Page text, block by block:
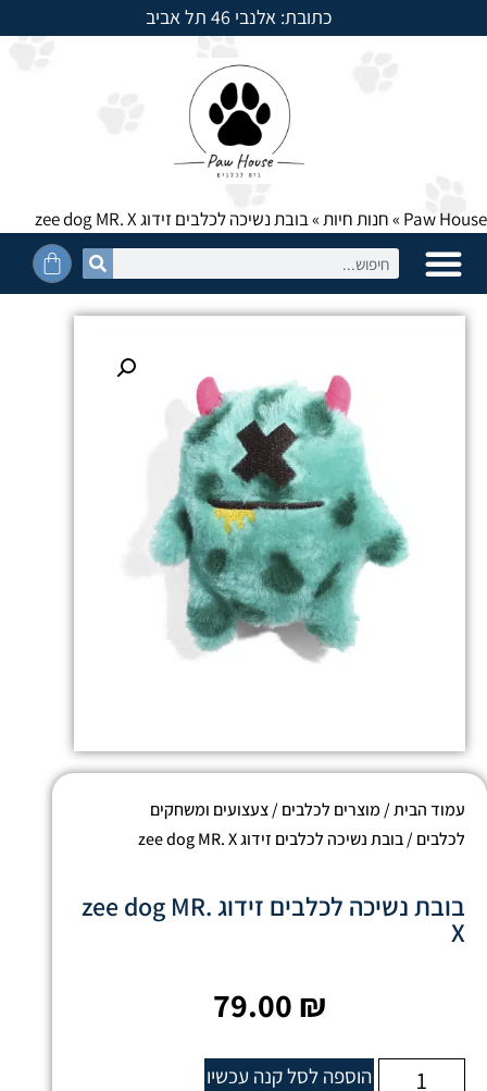
כתובת: אלנבי 46 תל אביב
למשלוחים חייגו: 054-5950525
Paw House
»חנות חיות»בובת נשיכה לכלבים זידוג zee dog MR. X
עמוד הבית/ מוצרים לכלבים/צעצועים ומשחקים
לכלבים/ בובת נשיכה לכלבים זידוג zee dog MR. X
בובת נשיכה לכלבים זידוג zee dog MR.
X
79.00 ₪
הוספה לסלקנה עכשיו